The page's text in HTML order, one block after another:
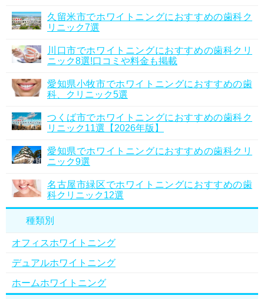
久留米市でホワイトニングにおすすめの歯科ク
リニック7選
川口市でホワイトニングにおすすめの歯科クリ
ニック8選!口コミや料金も掲載
愛知県小牧市でホワイトニングにおすすめの歯
科、クリニック5選
つくば市でホワイトニングにおすすめの歯科ク
リニック11選【2026年版】
愛知県でホワイトニングにおすすめの歯科クリ
ニック9選
名古屋市緑区でホワイトニングにおすすめの歯
科クリニック12選
種類別
オフィスホワイトニング
デュアルホワイトニング
ホームホワイトニング